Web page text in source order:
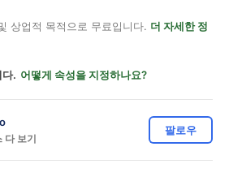
상업적 목적으로 무료입니다. 더 자세한 정
다. 어떻게 속성을 지정하나요?
다 보기
팔로우